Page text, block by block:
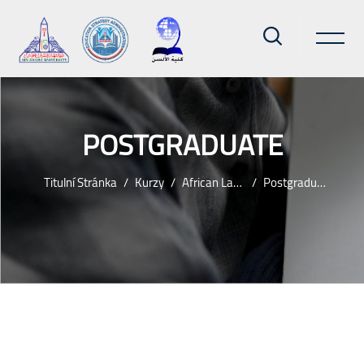
POSTGRADUATE
Titulní Stránka Kurzy African Languages Postgraduate